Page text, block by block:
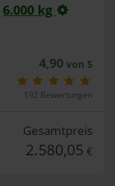
6.000 kg
4,90 von 5
192 Bewertungen
Gesamtpreis
2.580,05 €